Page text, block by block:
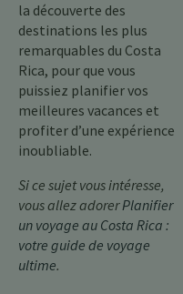
la découverte des
destinations les plus
remarquables du Costa
Rica, pour que vous
puissiez planifier vos
meilleures vacances et
profiter d’une expérience
inoubliable.
Si ce sujet vous intéresse,
vous allez adorerPlanifier
un voyage au Costa Rica :
votre guide de voyage
ultime.